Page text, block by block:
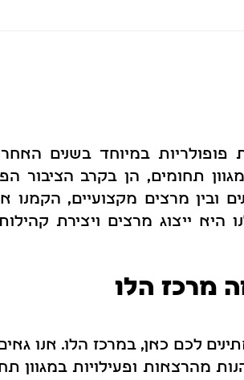
במיוחד בשנים
תחומים, הן בקרב הציבור
ובין מרצים מקצועיים,
ייצוג מרצים ויצירת
מרכז הלו
לכם כאן, במרכז הלו. אנו
מהרצאות ופעילויות במגוון